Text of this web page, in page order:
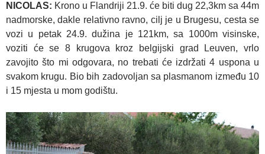
NICOLAS: Krono u Flandriji 21.9. će biti dug 22,3km sa 44m
nadmorske, dakle relativno ravno, cilj je u Brugesu, cesta se
vozi u petak 24.9. dužina je 121km, sa 1000m visinske,
voziti će se 8 krugova kroz belgijski grad Leuven, vrlo
zavojito što mi odgovara, no trebati će izdržati 4 uspona u
svakom krugu. Bio bih zadovoljan sa plasmanom između 10
i 15 mjesta u mom godištu.